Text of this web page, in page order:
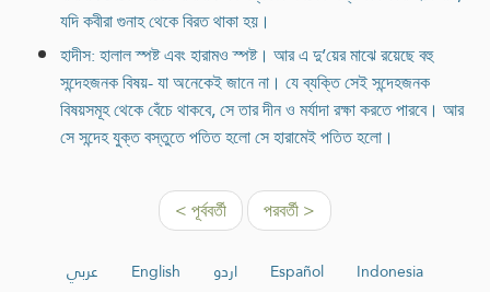
যদি কবীরা গুনাহ থেকে বিরত থাকা হয়।
হাদীস: হালাল স্পষ্ট এবং হারামও স্পষ্ট। আর এ দু’য়ের মাঝে রয়েছে বহু
সন্দেহজনক বিষয়- যা অনেকেই জানে না। যে ব্যক্তি সেই সন্দেহজনক
বিষয়সমূহ থেকে বেঁচে থাকবে, সে তার দীন ও মর্যাদা রক্ষা করতে পারবে। আর
সে সন্দেহ যুক্ত বস্তুতে পতিত হলো সে হারামেই পতিত হলো।
< পূর্ববর্তী পরবর্তী >
عربي English اردو Español
Indonesia